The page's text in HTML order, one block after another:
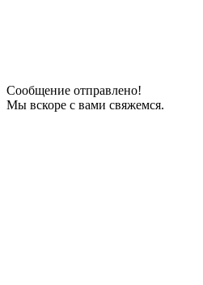
Сообщение отправлено!
Мы вскоре с вами свяжемся.